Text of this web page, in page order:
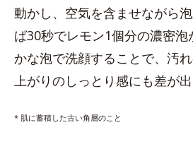
動かし、空気を含ませながら
ば30秒でレモン1個分の濃密
かな泡で洗顔することで、汚
上がりのしっとり感にも差が出
* 肌に蓄積した古い角層のこと